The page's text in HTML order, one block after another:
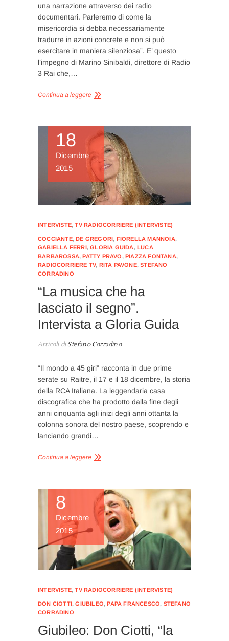
una narrazione attraverso dei radio
documentari. Parleremo di come la
misericordia si debba necessariamente
tradurre in azioni concrete e non si può
esercitare in maniera silenziosa”. E’ questo
l’impegno di Marino Sinibaldi, direttore di Radio
3 Rai che,…
Continua a leggere
18
Dicembre
2015
INTERVISTE,TV RADIOCORRIERE (INTERVISTE)
COCCIANTE,DE GREGORI, FIORELLA MANNOIA,
GABIELLA FERRI,GLORIA GUIDA,LUCA
BARBAROSSA,PATTY PRAVO ,PIAZZA FONTANA,
RADIOCORRIERE TV, RITA PAVONE,STEFANO
CORRADINO
“La musica che ha
lasciato il segno”.
Intervista a Gloria Guida
Articoli diStefano Corradino
“Il mondo a 45 giri” racconta in due prime
serate su Raitre, il 17 e il 18 dicembre, la storia
della RCA Italiana. La leggendaria casa
discografica che ha prodotto dalla fine degli
anni cinquanta agli inizi degli anni ottanta la
colonna sonora del nostro paese, scoprendo e
lanciando grandi…
Continua a leggere
8
Dicembre
2015
INTERVISTE,TV RADIOCORRIERE (INTERVISTE)
DON CIOTTI,GIUBILEO,PAPA FRANCESCO, STEFANO
CORRADINO
Giubileo: Don Ciotti, “la